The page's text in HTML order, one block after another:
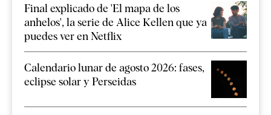
Final explicado de 'El mapa de los
anhelos', la serie de Alice Kellen que ya
puedes ver en Netflix
Calendario lunar de agosto 2026: fases,
eclipse solar y Perseidas